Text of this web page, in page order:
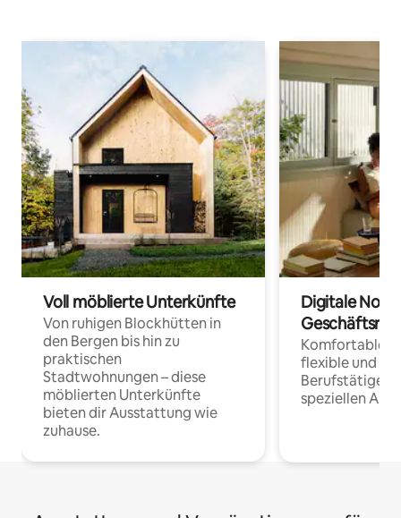
Voll möblierte Unterkünfte
Von ruhigen Blockhütten in
den Bergen bis hin zu
praktischen
Stadtwohnungen – diese
möblierten Unterkünfte
bieten dir Ausstattung wie
zuhause.
Digitale
Komfortable
flexible und
Berufstätige
speziellen